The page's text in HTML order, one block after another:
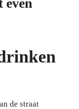
de straat